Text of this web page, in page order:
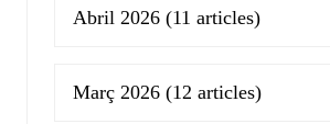
Abril 2026 (11 articles)
Març 2026 (12 articles)